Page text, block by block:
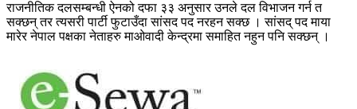
राजनीतिक दलसम्बन्धी ऐनको दफा ३३ अनुसार उनले दल विभाजन गर्न त
सक्छन् तर त्यसरी पार्टी फुटाउँदा सांसद पद नरहन सक्छ । सांसद् पद माया
मारेर नेपाल पक्षका नेताहरु माओवादी केन्द्रमा समाहित नहुन पनि सक्छन् ।